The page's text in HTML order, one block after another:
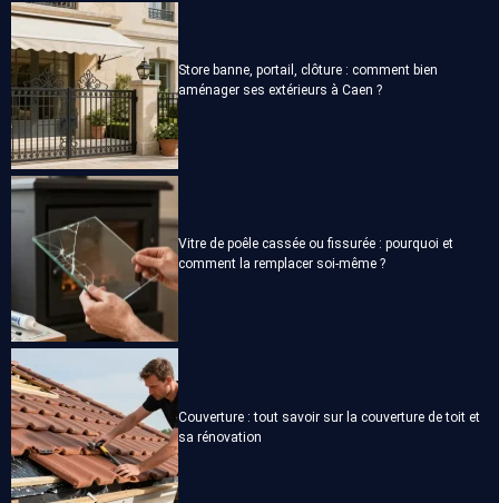
Store banne, portail, clôture : comment bien
aménager ses extérieurs à Caen ?
Vitre de poêle cassée ou fissurée : pourquoi et
comment la remplacer soi-même ?
Couverture : tout savoir sur la couverture de toit et
sa rénovation